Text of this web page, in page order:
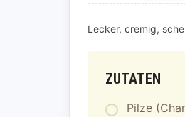
Lecker, cremig,
ZUTATEN
Pilze